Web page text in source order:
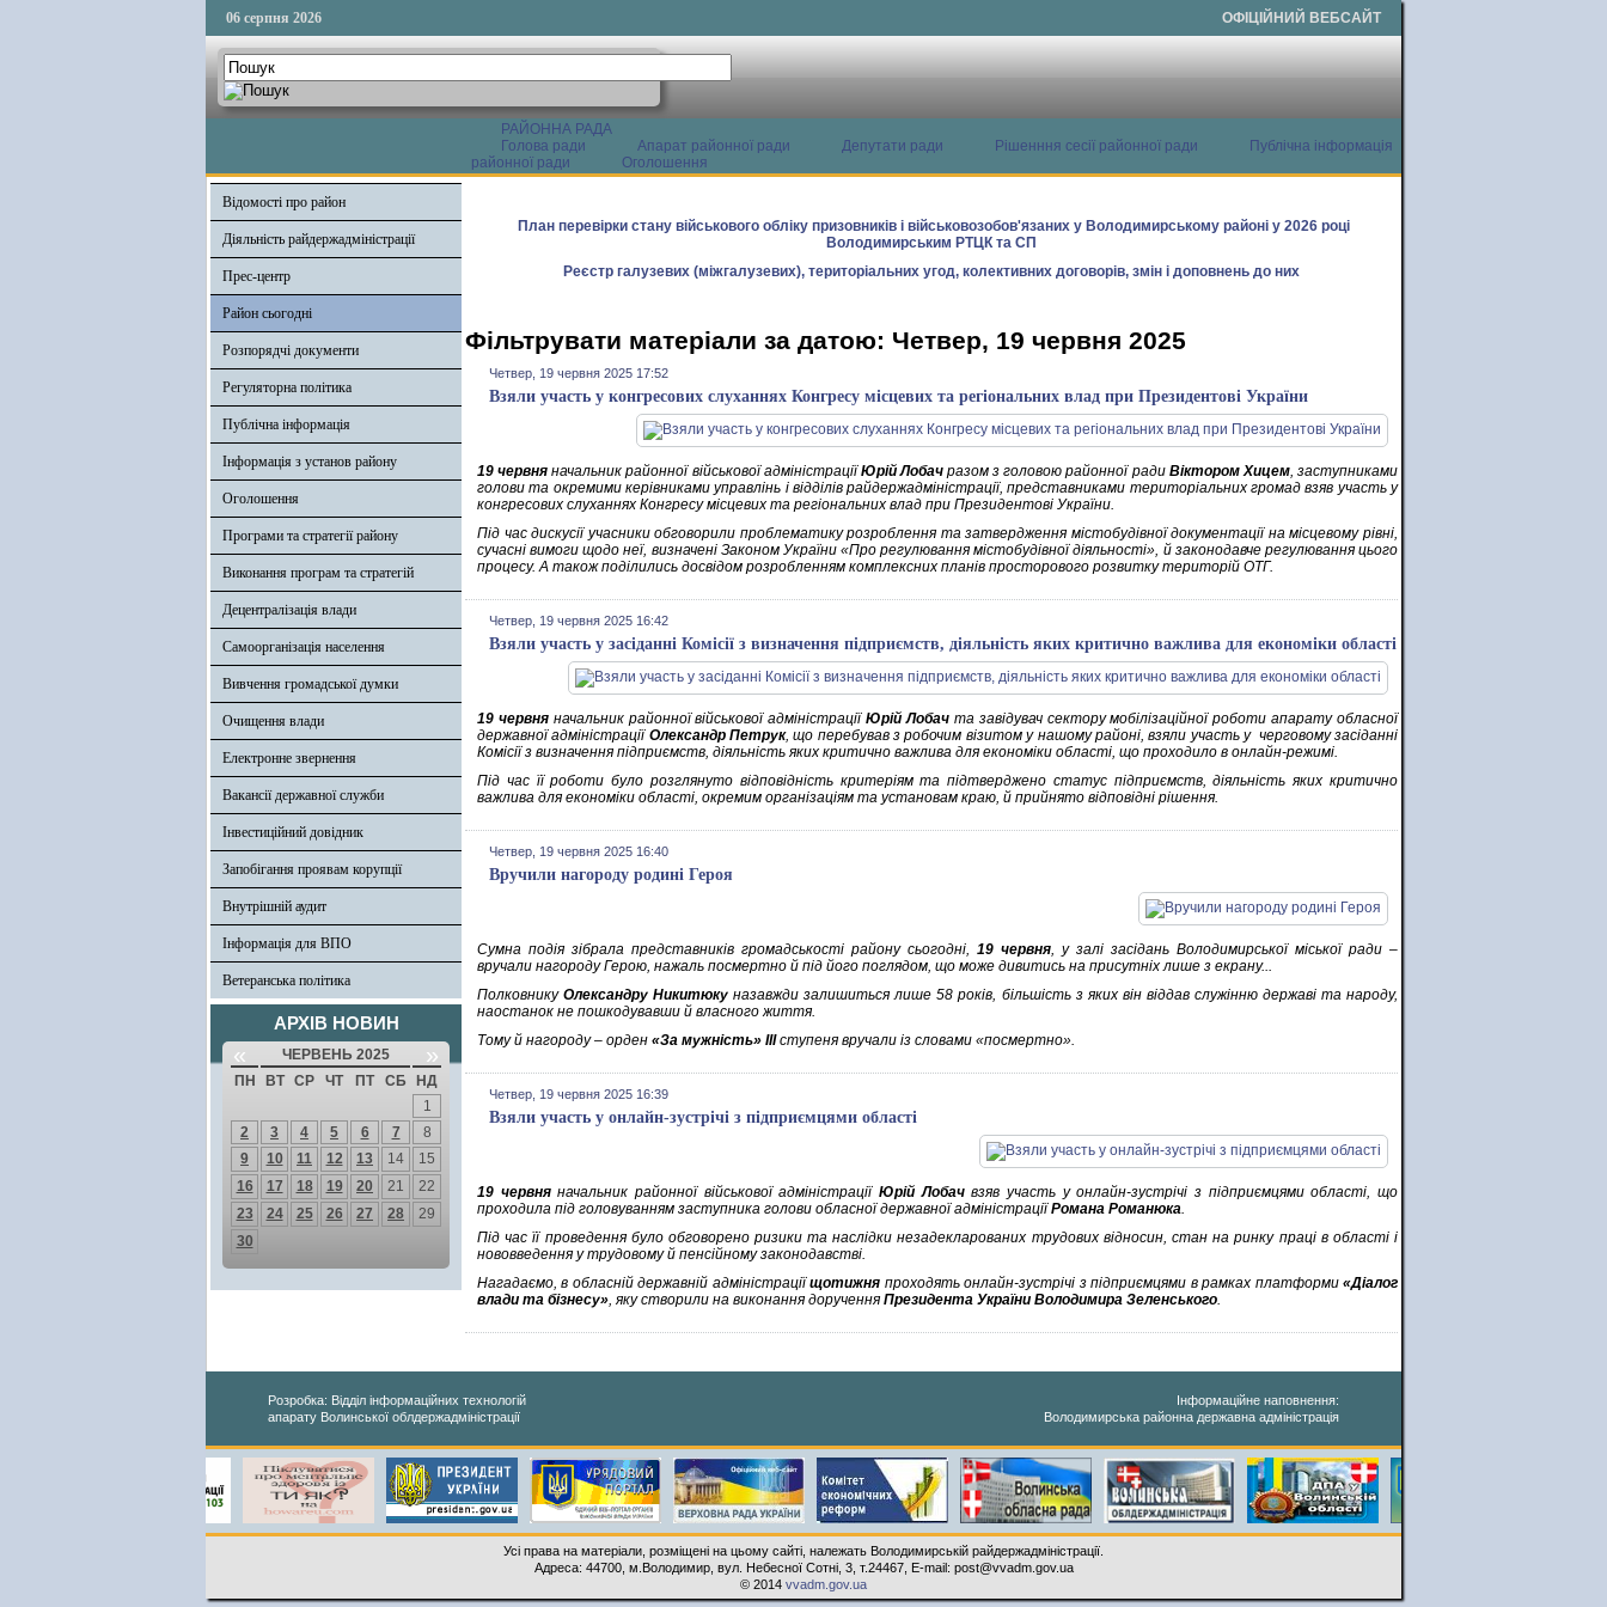
06 серпня 2026 ОФІЦІЙНИЙ ВЕБСАЙТ
РАЙОННА РАДА
Голова ради
Апарат районної ради Депутати ради Рішенння сесії районної ради
Публічна інформація
районної ради
Оголошення
Відомості про район
Діяльність райдержадміністрації
Прес-центр
Район сьогодні
Розпорядчі документи
Регуляторна політика
Публічна інформація
Інформація з установ району
Оголошення
Програми та стратегії району
Виконання програм та стратегій
Децентралізація влади
Самоорганізація населення
Вивчення громадської думки
Очищення влади
Електронне звернення
Вакансії державної служби
Інвестиційний довідник
Запобігання проявам корупції
Внутрішній аудит
Інформація для ВПО
Ветеранська політика
АРХІВ НОВИН
« ЧЕРВЕНЬ 2025 »
ПН ВТ СР ЧТ ПТ СБ
НД
1
2
3 4 5 6 7
8
9
10 11 12 13 14
15
16
17 18 19 20 21
22
23
24 25 26 27 28
29
30
План перевірки стану військового обліку призовників і військовозобов'язаних у Володимирському районі у 2026 році
Володимирським РТЦК та СП
Реєстр галузевих (міжгалузевих), територіальних угод, колективних договорів, змін і доповнень до них
Фільтрувати матеріали за датою: Четвер, 19 червня 2025
Четвер, 19 червня 2025 17:52
Взяли участь у конгресових слуханнях Конгресу місцевих та регіональних влад при Президентові України
19 червня начальник районної військової адміністраціїЮрій Лобачразом з головою районної ради Віктором Хицем, заступниками
голови та окремими керівниками управлінь і відділів райдержадміністрації, представниками територіальних громад взяв участь у
конгресових слуханнях Конгресу місцевих та регіональних влад при Президентові України.
Під час дискусії учасники обговорили проблематику розроблення та затвердження містобудівної документації на місцевому рівні,
сучасні вимоги щодо неї, визначені Законом України «Про регулювання містобудівної діяльності», й законодавче регулювання цього
процесу. А також поділились досвідом розробленням комплексних планів просторового розвитку територій ОТГ.
Четвер, 19 червня 2025 16:42
Взяли участь у засіданні Комісії з визначення підприємств, діяльність яких критично важлива для економіки області
19 червняначальник районної військової адміністраціїЮрій Лобач та завідувач сектору мобілізаційної роботи апарату обласної
державної адміністрації Олександр Петрук, що перебував з робочим візитом у нашому районі, взяли участь у черговому засіданні
Комісії з визначення підприємств, діяльність яких критично важлива для економіки області, що проходило в онлайн-режимі.
Під час її роботи було розглянуто відповідність критеріям та підтверджено статус підприємств, діяльність яких критично
важлива для економіки області, окремим організаціям та установам краю, й прийнято відповідні рішення.
Четвер, 19 червня 2025 16:40
Вручили нагороду родині Героя
Сумна подія зібрала представників громадськості району сьогодні, 19 червня, у залі засідань Володимирської міської ради –
вручали нагороду Герою, нажаль посмертно й під його поглядом, що може дивитись на присутніх лише з екрану...
ПолковникуОлександру Никитюку назавжди залишиться лише 58 років, більшість з яких він віддав служінню державі та народу,
наостанок не пошкодувавши й власного життя.
Тому й нагороду – орден «За мужність» ІІІступеня вручали із словами «посмертно».
Четвер, 19 червня 2025 16:39
Взяли участь у онлайн-зустрічі з підприємцями області
19 червняначальник районної військової адміністраціїЮрій Лобачвзяв участь у онлайн-зустрічі з підприємцями області, що
проходила під головуванням заступника голови обласної державної адміністраціїРомана Романюка.
Під час її проведення було обговорено ризики та наслідки незадекларованих трудових відносин, стан на ринку праці в області і
нововведення у трудовому й пенсійному законодавстві.
Нагадаємо, в обласній державній адміністраціїщотижня проходять онлайн-зустрічі з підприємцями в рамках платформи«Діалог
влади та бізнесу», яку створили на виконання доручення Президента України Володимира Зеленського.
Розробка: Відділ інформаційних технологій
апарату Волинської облдержадміністрації
Інформаційне наповнення:
Володимирська районна державна адміністрація
Усі права на матеріали, розміщені на цьому сайті, належать Володимирській райдержадміністрації.
Адреса: 44700, м.Володимир, вул. Небесної Сотні, 3, т.24467, E-mail: post@vvadm.gov.ua
© 2014 vvadm.gov.ua